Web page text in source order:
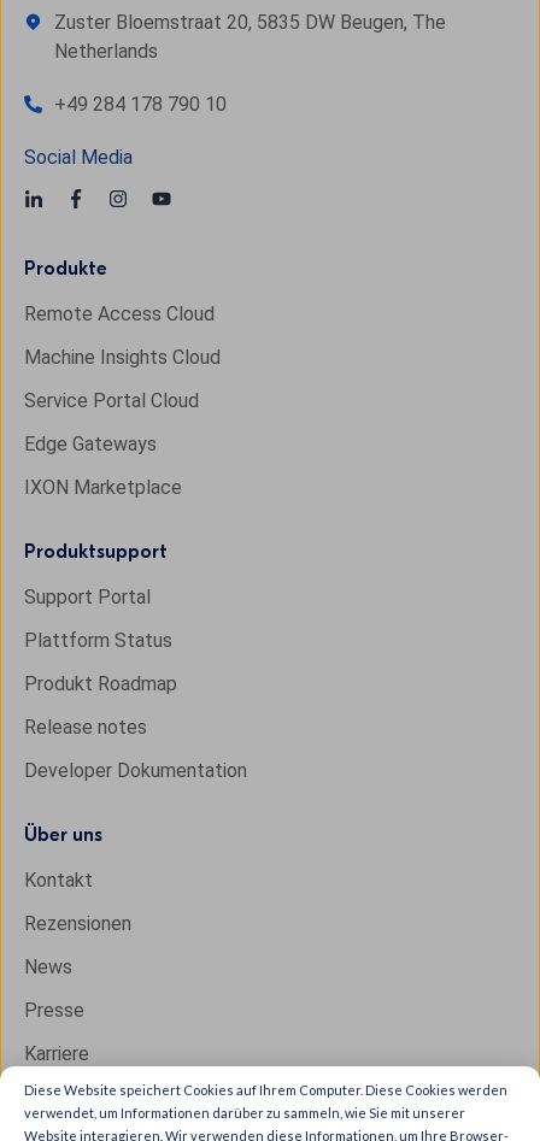
Diese Website speichert Cookies auf Ihrem Computer. Diese Cookies werden
verwendet, um Informationen darüber zu sammeln, wie Sie mit unserer
Website interagieren. Wir verwenden diese Informationen, um Ihre Browser-
Zuster Bloemstraat 20, 5835 DW Beugen, The
Netherlands
+49 284 178 790 10
Social Media
Produkte
Remote Access Cloud
Machine Insights Cloud
Service Portal Cloud
Edge Gateways
IXON Marketplace
Produktsupport
Support Portal
Plattform Status
Produkt Roadmap
Release notes
Developer Dokumentation
Über uns
Kontakt
Rezensionen
News
Presse
Karriere